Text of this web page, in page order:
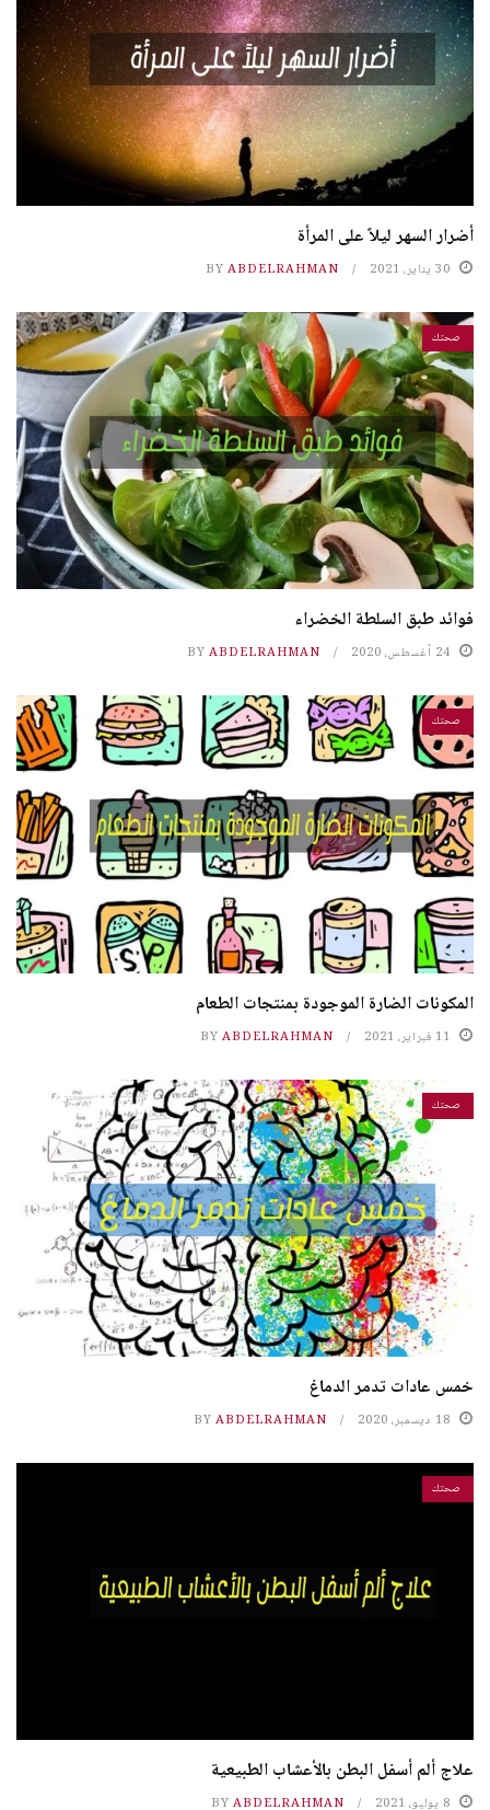
أضرار السهر ليلاً على المرأة
30 يناير، 2021 BY ABDELRAHMAN
صحتك
فوائد طبق السلطة الخضراء
24 أغسطس، 2020 BY ABDELRAHMAN
صحتك
المكونات الضارة الموجودة بمنتجات الطعام
11 فبراير، 2021 BY ABDELRAHMAN
صحتك
خمس عادات تدمر الدماغ
18 ديسمبر، 2020 BY ABDELRAHMAN
صحتك
علاج ألم أسفل البطن بالأعشاب الطبيعية
8 يوليو، 2021 BY ABDELRAHMAN